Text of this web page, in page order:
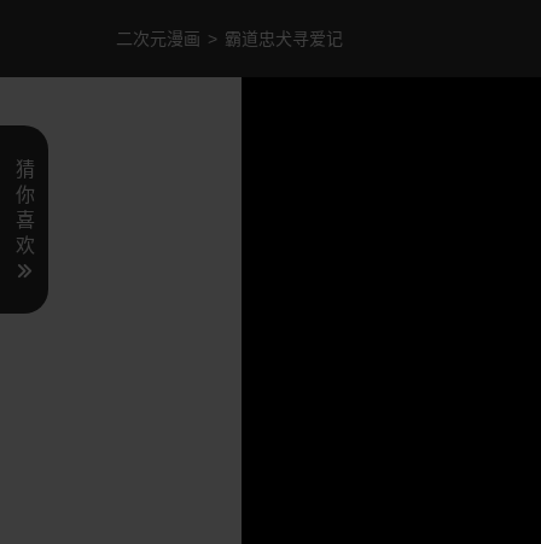
二次元漫画 > 霸道忠犬寻爱记
猜
你
喜
欢